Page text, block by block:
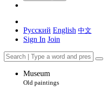
Русский English 中文
Sign In Join
Museum
Old paintings